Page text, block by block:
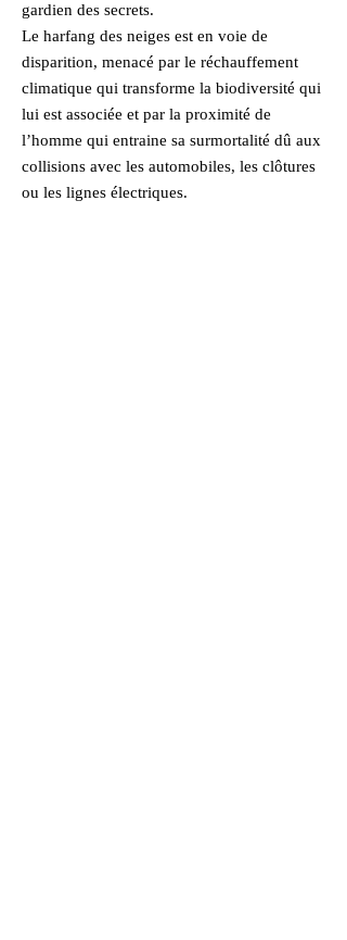
gardien des secrets.
Le harfang des neiges est en voie de
disparition, menacé par le réchauffement
climatique qui transforme la biodiversité qui
lui est associée et par la proximité de
l’homme qui entraine sa surmortalité dû aux
collisions avec les automobiles, les clôtures
ou les lignes électriques.